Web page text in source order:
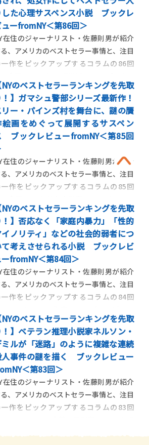
ます。 ＜第87回＞二人の女性の運命を
えた赤いクロコのハイヒー […]
した心理サスペンス小説 ブックレ
ューfromNY＜第86回＞
在住のジャーナリスト・佐藤則男が紹介
、アメリカのベストセラー事情と、注目
作をピックアップするコラムの86回
ブで取り上げられて話題となった、若い
性の突然死動画からストーリーがはじま
アナ・レイエズの処女小説を紹介しま
＜第86回＞7年前に別れ […]
NYのベストセラーランキングを先取
！】ガマシュ警部シリーズ最新作！
リー・パインズ村を舞台に、謎の贋
絵画をめぐって展開するサスペン
ブックレビューfromNY＜第85回
在住のジャーナリスト・佐藤則男が紹介
、アメリカのベストセラー事情と、注目
作をピックアップするコラムの85回
の代表作、ケベック州警察の警部アルマ
・ガマシュを主人公とする推理小説シリ
ズの最新作を紹介します。 ＜第85回＞
の贋作絵画」をめぐって展 […]
NYのベストセラーランキングを先取
！】否応なく「家庭内暴力」「性的
イノリティ」などの社会的弱者につ
て考えさせられる小説 ブックレビ
ーfromNY＜第84回＞
在住のジャーナリスト・佐藤則男が紹介
、アメリカのベストセラー事情と、注目
作をピックアップするコラムの84回
、性的マイノリティの人権擁護の活動家ジ
ニファー・フィニィ・ボイランがタッグ
んで、重いテーマを描いた作品を紹介し
。 ＜第84回＞家庭内 […]
NYのベストセラーランキングを先取
！】ベテラン推理小説家ネルソン・
ミルが「迷路」のように複雑な連続
事件の謎を描く ブックレビュー
＜第83回＞
在住のジャーナリスト・佐藤則男が紹介
、アメリカのベストセラー事情と、注目
作をピックアップするコラムの83回